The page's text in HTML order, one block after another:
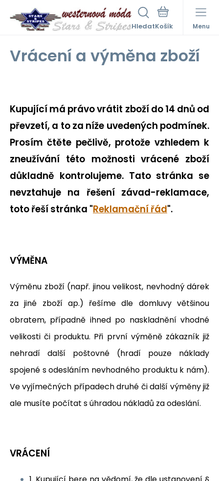
Hledat Menu
Vrácení a výměna zboží
Kupující má právo vrátit zboží do 14 dnů od
převzetí, a to za níže uvedených podmínek.
Prosím čtěte pečlivě, protože vzhledem k
zneužívání této možnosti vrácené zboží
důkladně kontrolujeme. Tato stránka se
nevztahuje na řešení závad-reklamace,
toto řeší stránka "Reklamační řád".
VÝMĚNA
Výměnu zboží (např. jinou velikost, nevhodný dárek
za jiné zboží ap.) řešíme dle domluvy většinou
obratem, případně ihned po naskladnění vhodné
velikosti či produktu. Při první výměně zákazník již
nehradí další poštovné (hradí pouze náklady
spojené s odesláním nevhodného produktu k nám).
Ve vyjímečných případech druhé či další výměny již
ale musíte počítat s úhradou nákladů za odeslání.
VRÁCENÍ